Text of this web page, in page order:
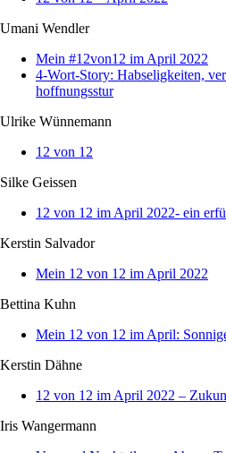
Umani Wendler
Mein #12von12 im April 2022
4-Wort-Story: Habseligkeiten,
hoffnungsstur
Ulrike Wünnemann
12 von 12
Silke Geissen
12 von 12 im April 2022- ein
Kerstin Salvador
Mein 12 von 12 im April 2022
Bettina Kuhn
Mein 12 von 12 im April:
Kerstin Dähne
12 von 12 im April 2022 –
Iris Wangermann